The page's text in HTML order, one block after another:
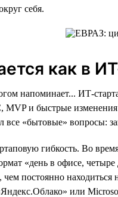
себя.
как в
напоминает... ИТ-
MVP и быстрые
«бытовые» вопросы:
гибкость. Во
«день в офисе,
постоянно
или